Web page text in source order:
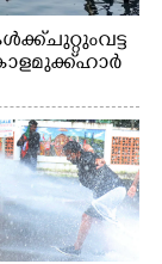
ചുറ്റും വട്ട
ഹാർ